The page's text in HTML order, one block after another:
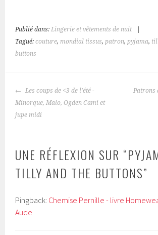
Publié dans:Lingerie et vêtements de nuit
Tagué:couture,mondial tissus,patron,pyjama,
buttons
NAVIGATION
DES
ARTICLES
Les coups de <3 de l'été -
Minorque, Malo, Ogden Cami et
jupe midi
Patrons
UNE RÉFLEXION SUR “
TILLY AND THE BUTTONS”
Pingback: Chemise Pernille - livre
Aude